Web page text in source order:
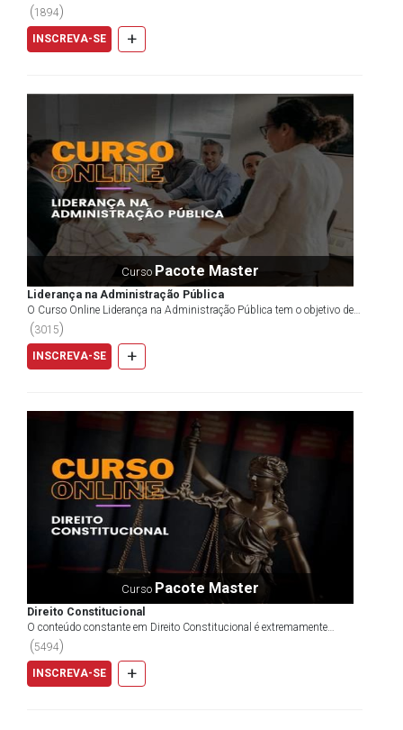
você de todas as informações importantes e perti...
(1894)
INSCREVA-SE +
Curso Pacote Master
Liderança na Administração Pública
O Curso Online Liderança na Administração Pública tem o objetivo de
mostrar como o setor público caminha para um es...
(3015)
INSCREVA-SE +
Curso Pacote Master
Direito Constitucional
O conteúdo constante em Direito Constitucional é extremamente
importante para a construção de uma sociedade conscie...
(5494)
INSCREVA-SE +